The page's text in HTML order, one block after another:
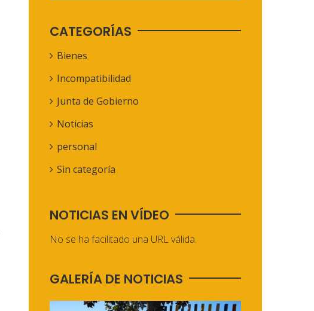
CATEGORÍAS
Bienes
Incompatibilidad
Junta de Gobierno
Noticias
personal
Sin categoría
NOTICIAS EN VÍDEO
No se ha facilitado una URL válida.
GALERÍA DE NOTICIAS